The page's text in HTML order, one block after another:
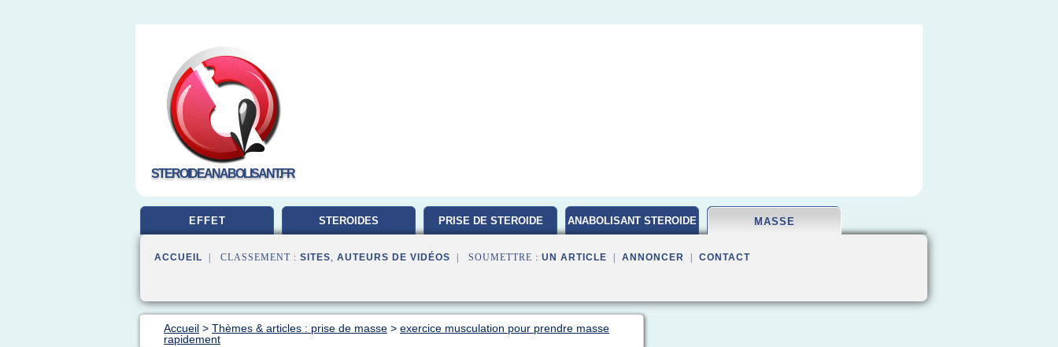
STEROIDEANABOLISANT.FR
EFFET STEROIDES PRISE DE STEROIDE ANABOLISANT STEROIDE MASSE
ACCUEIL | CLASSEMENT : SITES, AUTEURS DE VIDÉOS | SOUMETTRE : UN ARTICLE ANNONCER CONTACT
Accueil > Thèmes & articles : prise de masse > exercice musculation pour prendre masse
rapidement